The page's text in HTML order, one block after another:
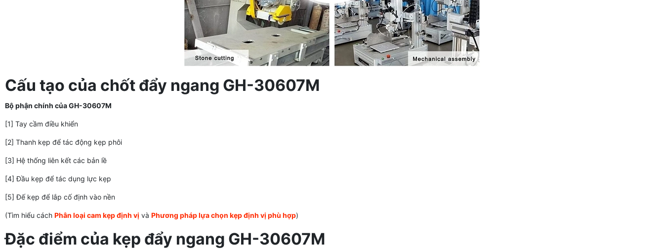
Cấu tạo của chốt đẩy ngang GH-30607M
Bộ phận chính của GH-30607M
[1] Tay cầm điều khiển
[2] Thanh kẹp để tác động kẹp phôi
[3] Hệ thống liên kết các bản lề
[4] Đầu kẹp để tác dụng lực kẹp
[5] Đế kẹp để lắp cố định vào nền
(Tìm hiểu cách Phân loại cam kẹp định vị và Phương pháp lựa chọn kẹp định vị phù hợp)
Đặc điểm của kẹp đẩy ngang GH-30607M